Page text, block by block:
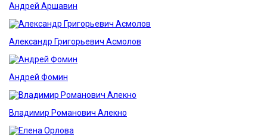
Андрей Аршавин
Александр Григорьевич Асмолов
Андрей Фомин
Владимир Романович Алекно